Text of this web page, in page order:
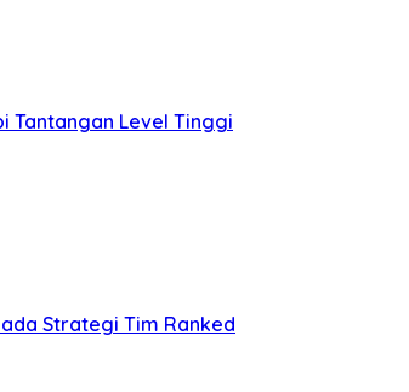
Tantangan Level Tinggi
Strategi Tim Ranked